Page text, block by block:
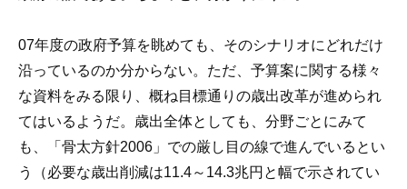
07年度の政府予算を眺めても、そのシナリオにどれだけ
沿っているのか分からない。ただ、予算案に関する様々
な資料をみる限り、概ね目標通りの歳出改革が進められ
てはいるようだ。歳出全体としても、分野ごとにみて
も、「骨太方針2006」での厳し目の線で進んでいるとい
う（必要な歳出削減は11.4～14.3兆円と幅で示されてい